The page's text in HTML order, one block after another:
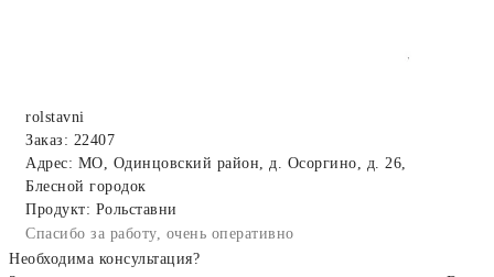
rolstavni
Заказ: 22407
Адрес: МО, Одинцовский район, д. Осоргино, д. 26,
Блесной городок
Продукт: Рольставни
Спасибо за работу, очень оперативно
Необходима консультация?